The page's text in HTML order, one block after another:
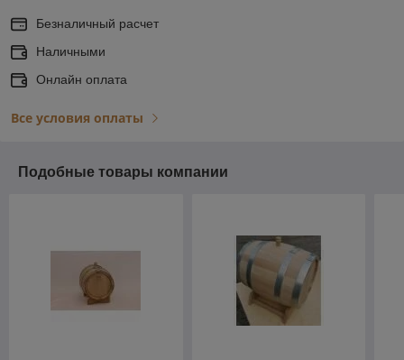
Безналичный расчет
Наличными
Онлайн оплата
Все условия оплаты
Подобные товары компании